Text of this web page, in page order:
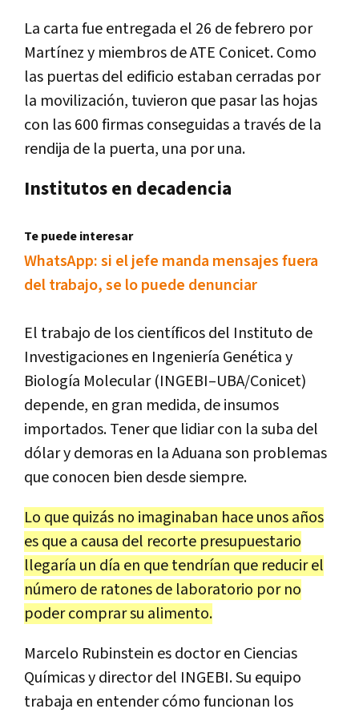
La carta fue entregada el 26 de febrero por
Martínez y miembros de ATE Conicet. Como
las puertas del edificio estaban cerradas por
la movilización, tuvieron que pasar las hojas
con las 600 firmas conseguidas a través de la
rendija de la puerta, una por una.
Institutos en decadencia
Te puede interesar
WhatsApp: si el jefe manda mensajes fuera
del trabajo, se lo puede denunciar
El trabajo de los científicos del Instituto de
Investigaciones en Ingeniería Genética y
Biología Molecular (INGEBI–UBA/Conicet)
depende, en gran medida, de insumos
importados. Tener que lidiar con la suba del
dólar y demoras en la Aduana son problemas
que conocen bien desde siempre.
Lo que quizás no imaginaban hace unos años
es que a causa del recorte presupuestario
llegaría un día en que tendrían que reducir el
número de ratones de laboratorio por no
poder comprar su alimento.
Marcelo Rubinstein es doctor en Ciencias
Químicas y director del INGEBI. Su equipo
trabaja en entender cómo funcionan los